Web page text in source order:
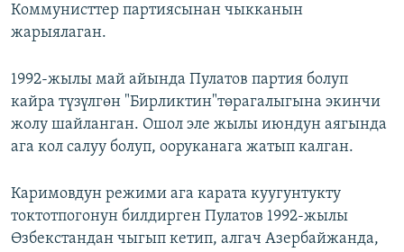
Коммунисттер партиясынан чыкканын
жарыялаган.
1992-жылы май айында Пулатов партия болуп
кайра түзүлгөн "Бирликтин"төрагалыгына экинчи
жолу шайланган. Ошол эле жылы июндун аягында
ага кол салуу болуп, ооруканага жатып калган.
Каримовдун режими ага карата куугунтукту
токтотпогонун билдирген Пулатов 1992-жылы
Өзбекстандан чыгып кетип, алгач Азербайжанда,